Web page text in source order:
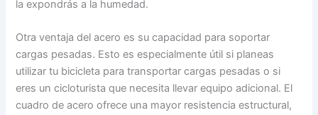
la expondrás a la humedad.
Otra ventaja del acero es su capacidad para soportar
cargas pesadas. Esto es especialmente útil si planeas
utilizar tu bicicleta para transportar cargas pesadas o si
eres un cicloturista que necesita llevar equipo adicional. El
cuadro de acero ofrece una mayor resistencia estructural,